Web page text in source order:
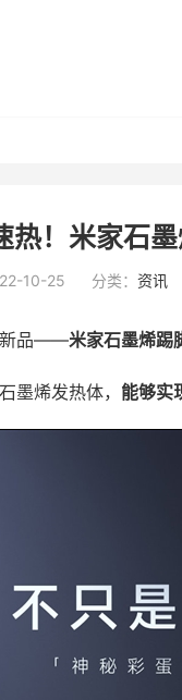
热！米家石
10-25 分类： 资讯
新品——米家石墨烯踢
墨烯发热体， 能够实